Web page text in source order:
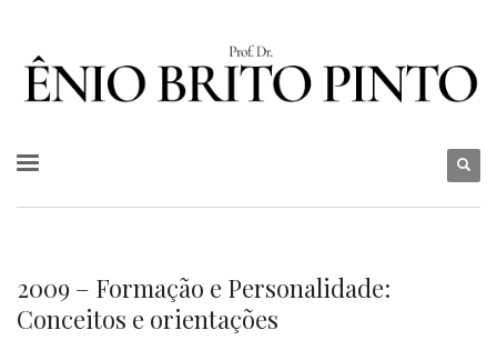
2009 – Formação e Personalidade:
Conceitos e orientações